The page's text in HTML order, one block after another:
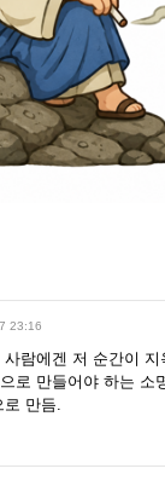
23:16
람에겐 저 순간이 지
로 만들어야 하는 소
만듬.